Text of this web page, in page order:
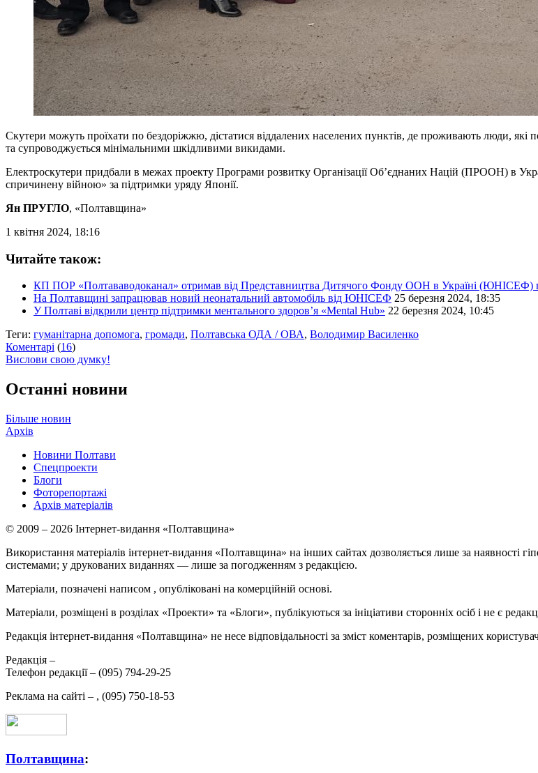
Скутери можуть проїхати по бездоріжжю, дістатися віддалених населених пунктів, де проживають люди, які
та супроводжується мінімальними шкідливими викидами.
Електроскутери придбали в межах проекту Програми розвитку Організації Об’єднаних Націй (ПРООН) в
спричинену війною» за підтримки уряду Японії.
Ян ПРУГЛО, «Полтавщина»
1 квітня 2024, 18:16
Читайте також:
КП ПОР «Полтававодоканал» отримав від Представництва Дитячого Фонду ООН в Україні (ЮНІСЕФ)
На Полтавщині запрацював новий неонатальний автомобіль від ЮНІСЕФ 25 березня 2024, 18:35
У Полтаві відкрили центр підтримки ментального здоров’я «Mental Hub» 22 березня 2024, 10:45
Теги: гуманітарна допомога, громади, Полтавська ОДА / ОВА, Володимир Василенко
Коментарі (16)
Вислови свою думку!
Останні новини
Більше новин
Архів
Новини Полтави
Спецпроекти
Блоги
Фоторепортажі
Архів матеріалів
© 2009 – 2026 Інтернет-видання «Полтавщина»
Використання матеріалів інтернет-видання «Полтавщина» на інших сайтах дозволяється лише за наявності
системами; у друкованих виданнях — лише за погодженням з редакцією.
Матеріали, позначені написом , опубліковані на комерційній основі.
Матеріали, розміщені в розділах «Проекти» та «Блоги», публікуються за ініціативи сторонніх осіб і не є
Редакція інтернет-видання «Полтавщина» не несе відповідальності за зміст коментарів, розміщених
Редакція –
Телефон редакції – (095) 794-29-25
Реклама на сайті – , (095) 750-18-53
Полтавщина: